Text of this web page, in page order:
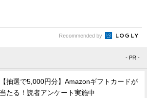
Recommended by
- PR -
【抽選で5,000円分】Amazonギフトカードが
当たる！読者アンケート実施中